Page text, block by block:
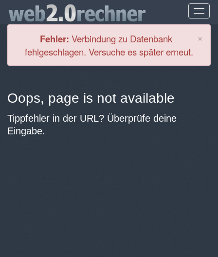
×
Fehler: Verbindung zu Datenbank
fehlgeschlagen. Versuche es später erneut.
Oops, page is not available
Tippfehler in der URL? Überprüfe deine
Eingabe.